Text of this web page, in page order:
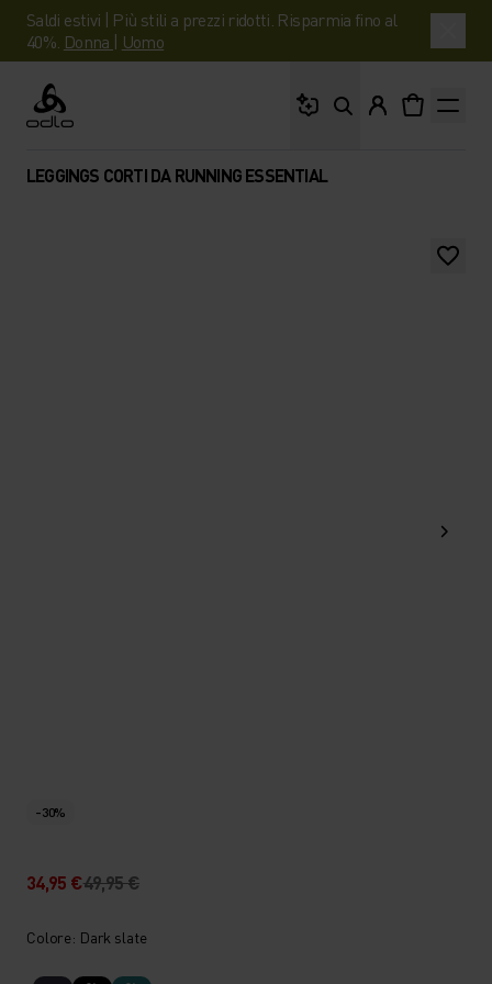
Saldi estivi | Più stili a prezzi ridotti. Risparmia fino al
40%. Donna | Uomo
Odlo
LEGGINGS CORTI DA RUNNING ESSENTIAL
-30%
34,95 €49,95 €
Colore: Dark slate